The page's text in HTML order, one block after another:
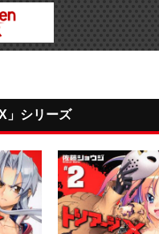
」シリーズ